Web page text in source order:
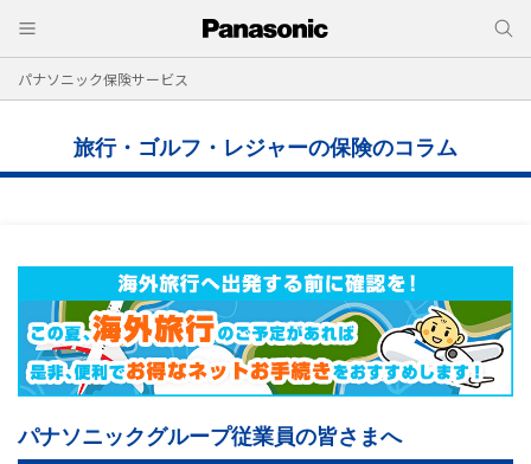
パナソニック保険サービス
旅行・ゴルフ・レジャーの保険のコラム
パナソニックグループ従業員の皆さまへ